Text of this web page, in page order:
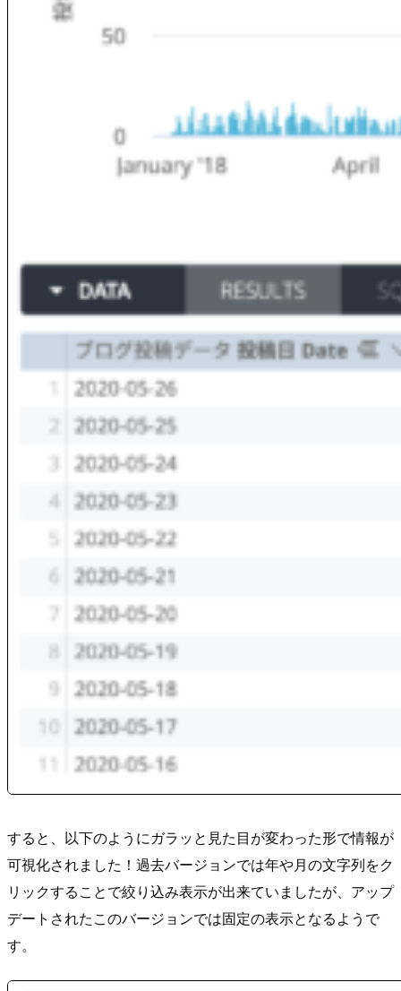
すると、以下のようにガラッと見た目が変わった形で情報が
可視化されました！過去バージョンでは年や月の文字列をク
リックすることで絞り込み表示が出来ていましたが、アップ
デートされたこのバージョンでは固定の表示となるようで
す。